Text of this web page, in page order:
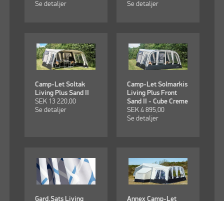
Se detaljer
Se detaljer
Camp-Let Soltak
Living Plus Sand II
SEK 13 220,00
Se detaljer
Camp-Let Solmarkis
Living Plus Front
Sand II - Cube Creme
SEK 4 895,00
Se detaljer
Gard.Sats Living
Annex Camp-Let